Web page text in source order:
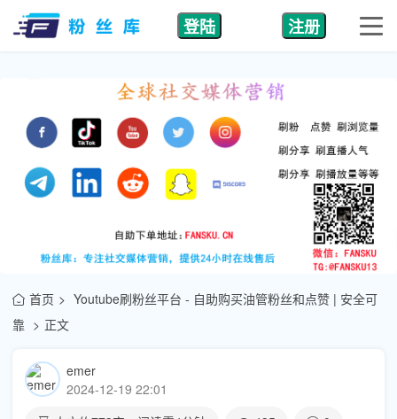
登陆 注册
首页
Youtube刷粉丝平台 - 自助购买油管粉丝和点赞 | 安全可
靠
正文
emer
2024-12-19 22:01